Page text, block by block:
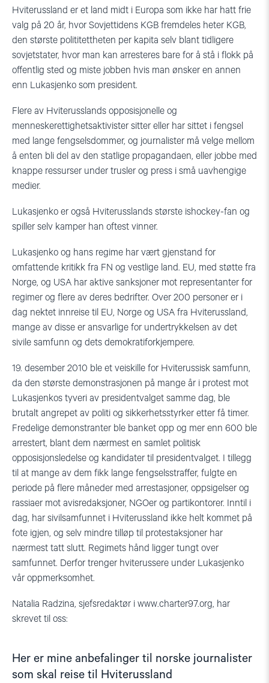
Hviterussland er et land midt i Europa som ikke har hatt frie
valg på 20 år, hvor Sovjettidens KGB fremdeles heter KGB,
den største polititettheten per kapita selv blant tidligere
sovjetstater, hvor man kan arresteres bare for å stå i flokk på
offentlig sted og miste jobben hvis man ønsker en annen
enn Lukasjenko som president.
Flere av Hviterusslands opposisjonelle og
menneskerettighetsaktivister sitter eller har sittet i fengsel
med lange fengselsdommer, og journalister må velge mellom
å enten bli del av den statlige propagandaen, eller jobbe med
knappe ressurser under trusler og press i små uavhengige
medier.
Lukasjenko er også Hviterusslands største ishockey-fan og
spiller selv kamper han oftest vinner.
Lukasjenko og hans regime har vært gjenstand for
omfattende kritikk fra FN og vestlige land. EU, med støtte fra
Norge, og USA har aktive sanksjoner mot representanter for
regimer og flere av deres bedrifter. Over 200 personer er i
dag nektet innreise til EU, Norge og USA fra Hviterussland,
mange av disse er ansvarlige for undertrykkelsen av det
sivile samfunn og dets demokratiforkjempere.
19. desember 2010 ble et veiskille for Hviterussisk samfunn,
da den største demonstrasjonen på mange år i protest mot
Lukasjenkos tyveri av presidentvalget samme dag, ble
brutalt angrepet av politi og sikkerhetsstyrker etter få timer.
Fredelige demonstranter ble banket opp og mer enn 600 ble
arrestert, blant dem nærmest en samlet politisk
opposisjonsledelse og kandidater til presidentvalget. I tillegg
til at mange av dem fikk lange fengselsstraffer, fulgte en
periode på flere måneder med arrestasjoner, oppsigelser og
rassiaer mot avisredaksjoner, NGOer og partikontorer. Inntil i
dag, har sivilsamfunnet i Hviterussland ikke helt kommet på
fote igjen, og selv mindre tilløp til protestaksjoner har
nærmest tatt slutt. Regimets hånd ligger tungt over
samfunnet. Derfor trenger hviterussere under Lukasjenko
vår oppmerksomhet.
Natalia Radzina, sjefsredaktør i www.charter97.org, har
skrevet til oss:
Her er mine anbefalinger til norske journalister
som skal reise til Hviterussland